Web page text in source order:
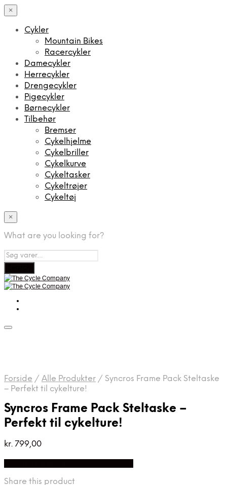
×
Cykler
Mountain Bikes
Racercykler
Damecykler
Herrecykler
Drengecykler
Pigecykler
Børnecykler
Tilbehør
Bremser
Cykelhjelme
Cykelbriller
Cykelkurve
Cykeltasker
Cykeltrøjer
Cykeltøj
×
What are you looking for?
Forside / Alle Produkter / Syncros Frame Pack Steltaske
– Perfekt til cykelture!
Syncros Frame Pack Steltaske –
Perfekt til cykelture!
kr. 799,00
Share this product